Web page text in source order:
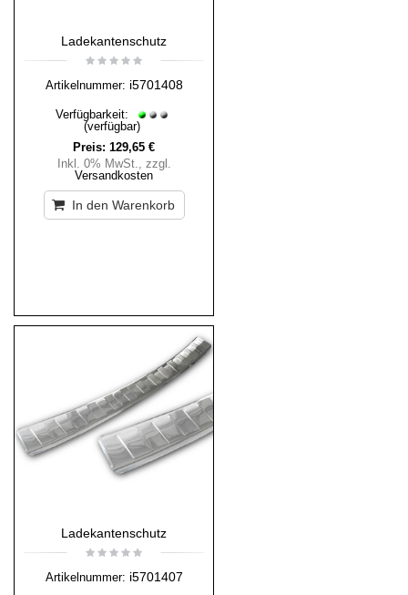
Ladekantenschutz
Artikelnummer: i5701408
Verfügbarkeit:
(verfügbar)
Preis: 129,65 €
Inkl. 0% MwSt., zzgl.
Versandkosten
In den Warenkorb
Ladekantenschutz
Artikelnummer: i5701407